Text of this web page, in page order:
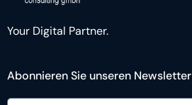
Your Digital Partner.
Abonnieren Sie unseren Newsletter